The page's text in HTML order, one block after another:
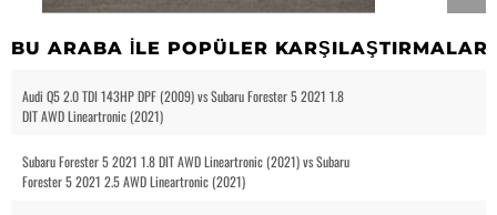
BU ARABA ILE POPÜLER KARŞILAŞTIRMALAR
Audi Q5 2.0 TDI 143HP DPF (2009) vs Subaru Forester 5 2021 1.8
DIT AWD Lineartronic (2021)
Subaru Forester 5 2021 1.8 DIT AWD Lineartronic (2021) vs Subaru
Forester 5 2021 2.5 AWD Lineartronic (2021)